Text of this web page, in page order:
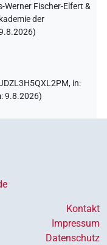
Werner Fischer-Elfert &
der
)
in:
:9.8.2026)
Kontakt
Impressum
Datenschutz